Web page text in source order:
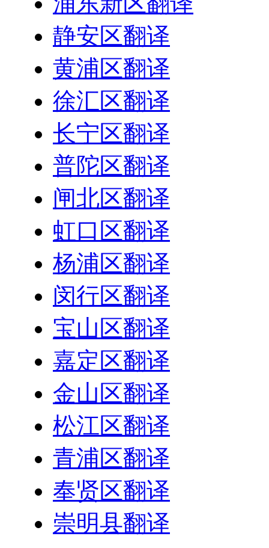
静安区翻译
黄浦区翻译
徐汇区翻译
长宁区翻译
普陀区翻译
闸北区翻译
虹口区翻译
杨浦区翻译
闵行区翻译
宝山区翻译
嘉定区翻译
金山区翻译
松江区翻译
青浦区翻译
奉贤区翻译
崇明县翻译